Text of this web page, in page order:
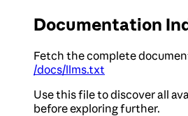
Documentation
Fetch the complete
/docs/llms.txt
Use this file to discover all
before exploring further.